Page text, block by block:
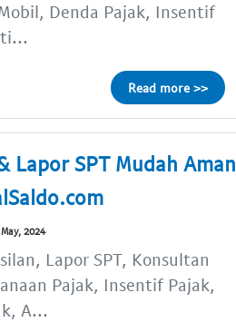
Denda Pajak, Insentif
Read more >>
Lapor SPT Mudah Aman
2024
Lapor SPT, Konsultan
Pajak, Insentif Pajak,
A...